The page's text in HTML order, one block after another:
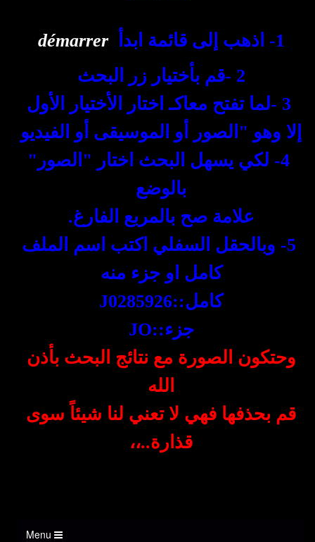
1
- اذهب إلى قائمة ابدأdémarrer
2
-قم بأختيار زر البحث
3
-لما تفتح معاكـ اختار الأختيار الأول
إلا وهو "الصور أو الموسيقى أو الفيديو
4
- لكي يسهل البحث اختار "الصور"
بالوضع
علامة صح بالمربع الفارغ.
5
- وبالحقل السفلي اكتب اسم الملف
كامل او جزء منه
كامل::J0285926
جزء::JO
وحتكون الصورة مع نتائج البحث بأذن
الله
قم بحذفها فهي لا تعني لنا شيئاً سوى
قذارة..،،